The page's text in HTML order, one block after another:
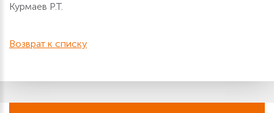
Курмаев Р.Т.
Возврат к списку